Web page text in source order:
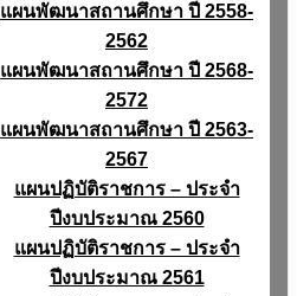
แผนพัฒนาสถานศึกษา ปี 2558-
2562
แผนพัฒนาสถานศึกษา ปี 2568-
2572
แผนพัฒนาสถานศึกษา ปี 2563-
2567
แผนปฏิบัติราชการ – ประจำ
ปีงบประมาณ 2560
แผนปฏิบัติราชการ – ประจำ
ปีงบประมาณ 2561